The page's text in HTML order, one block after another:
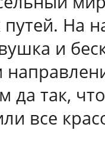
На
и
да так,
все